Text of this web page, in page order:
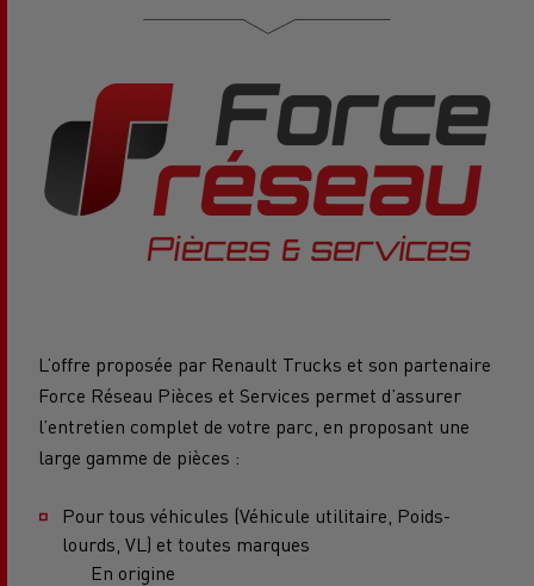
L’offre proposée par Renault Trucks et son partenaire
Force Réseau Pièces et Services permet d’assurer
l’entretien complet de votre parc, en proposant une
large gamme de pièces :
Pour tous véhicules (Véhicule utilitaire, Poids-
lourds, VL) et toutes marques
En origine